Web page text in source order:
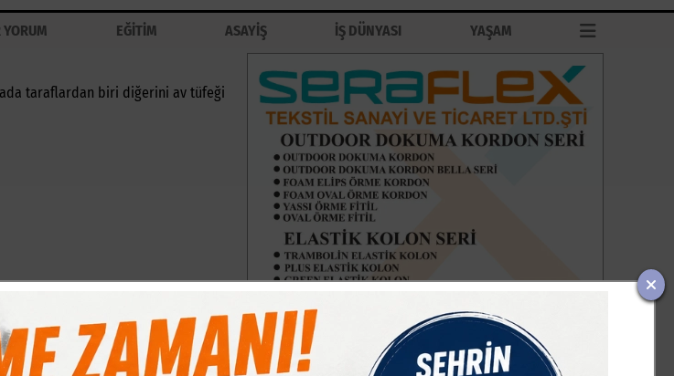
YORUM EĞİTİM ASAYİŞ İŞ DÜNYASI YAŞAM
taraflardan biri diğerini av tüfeği
Paylas Paylas